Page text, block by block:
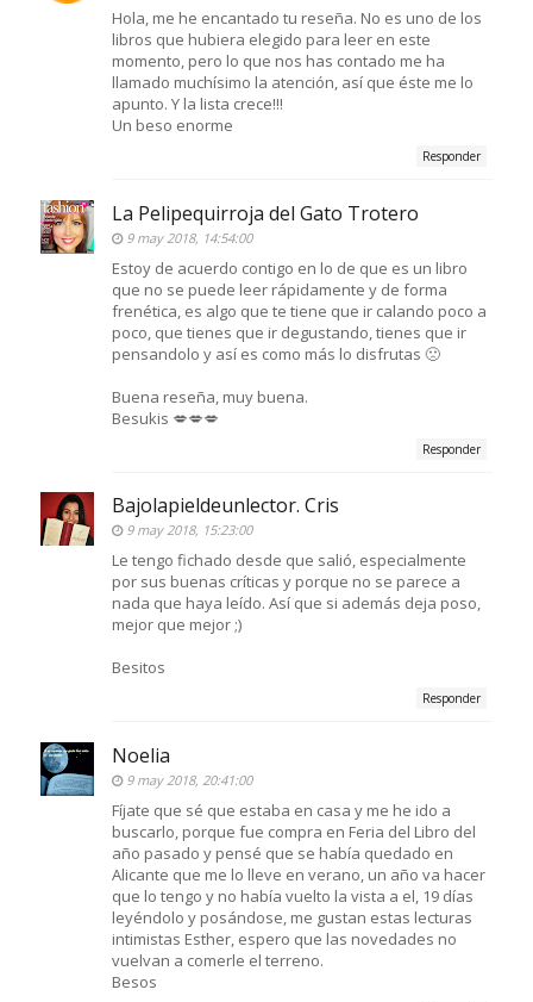
Hola, me he encantado tu reseña. No es uno de los
libros que hubiera elegido para leer en este
momento, pero lo que nos has contado me ha
llamado muchísimo la atención, así que éste me lo
apunto. Y la lista crece!!!
Un beso enorme
Responder
La Pelipequirroja del Gato Trotero
9 may 2018, 14:54:00
Estoy de acuerdo contigo en lo de que es un libro
que no se puede leer rápidamente y de forma
frenética, es algo que te tiene que ir calando poco a
poco, que tienes que ir degustando, tienes que ir
pensandolo y así es como más lo disfrutas 🙁
Buena reseña, muy buena.
Besukis 💋💋💋
Responder
Bajolapieldeunlector. Cris
9 may 2018, 15:23:00
Le tengo fichado desde que salió, especialmente
por sus buenas críticas y porque no se parece a
nada que haya leído. Así que si además deja poso,
mejor que mejor ;)
Besitos
Responder
Noelia
9 may 2018, 20:41:00
Fíjate que sé que estaba en casa y me he ido a
buscarlo, porque fue compra en Feria del Libro del
año pasado y pensé que se había quedado en
Alicante que me lo lleve en verano, un año va hacer
que lo tengo y no había vuelto la vista a el, 19 días
leyéndolo y posándose, me gustan estas lecturas
intimistas Esther, espero que las novedades no
vuelvan a comerle el terreno.
Besos